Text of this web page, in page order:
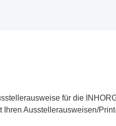
für die
Ihren Ausstellerausweisen/